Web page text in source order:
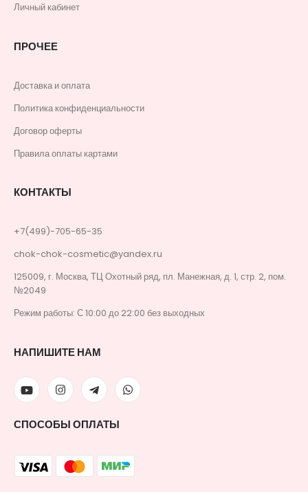
Личный кабинет
ПРОЧЕЕ
Доставка и оплата
Политика конфиденциальности
Договор оферты
Правила оплаты картами
КОНТАКТЫ
+7(499)-705-65-35
chok-chok-cosmetic@yandex.ru
125009, г. Москва, ТЦ Охотный ряд, пл. Манежная, д. 1, стр. 2, пом.
№2049
Режим работы: С 10:00 до 22:00 без выходных
НАПИШИТЕ НАМ
СПОСОБЫ ОПЛАТЫ